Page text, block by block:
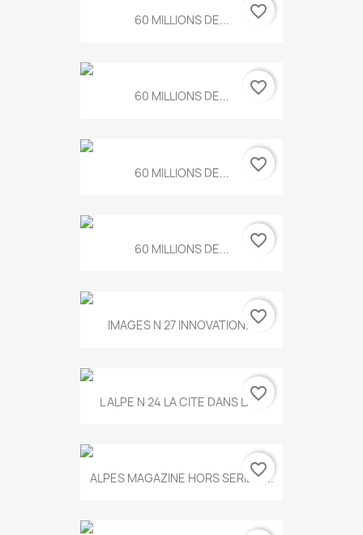
60 MILLIONS DE... favorite_border
60 MILLIONS DE... favorite_border
60 MILLIONS DE... favorite_border
60 MILLIONS DE... favorite_border
IMAGES N 27 INNOVATION...favorite_border
L ALPE N 24 LA CITE DANS LA...
favorite_border
ALPES MAGAZINE HORS SERIE N...
favorite_border